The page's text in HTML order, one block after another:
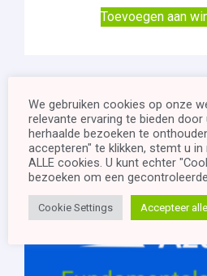
Toevoegen aan
We gebruiken cookies op onze
relevante ervaring te bieden
herhaalde bezoeken te
accepteren" te klikken, stemt u
ALLE cookies. U kunt echter
bezoeken om een
Cookie Settings Accepteer